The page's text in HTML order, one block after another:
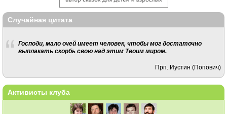
Случайная цитата
Господи, мало очей имеет человек, чтобы мог достаточно
выплакать скорбь свою над этим Твоим миром.
Прп. Иустин (Попович)
Активисты клуба